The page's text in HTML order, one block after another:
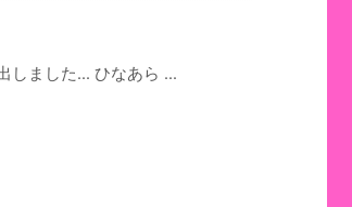
しました... ひなあら ...